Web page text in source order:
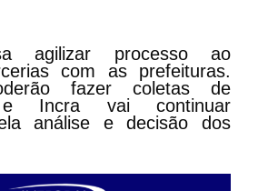
agilizar processo ao
com as prefeituras.
fazer coletas de
e Incra vai continuar
análise e decisão dos